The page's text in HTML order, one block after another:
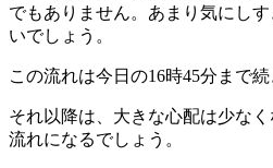
でもありません。あまり気にし
いでしょう。
この流れは今日の16時45分まで続
それ以降は、大きな心配は少な
流れになるでしょう。